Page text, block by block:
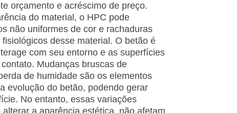
orçamento e acréscimo de preço.
do material, o HPC pode
não uniformes de cor e rachaduras
desse material. O betão é
com seu entorno e as superfícies
Mudanças bruscas de
de humidade são os elementos
evolução do betão, podendo gerar
No entanto, essas variações